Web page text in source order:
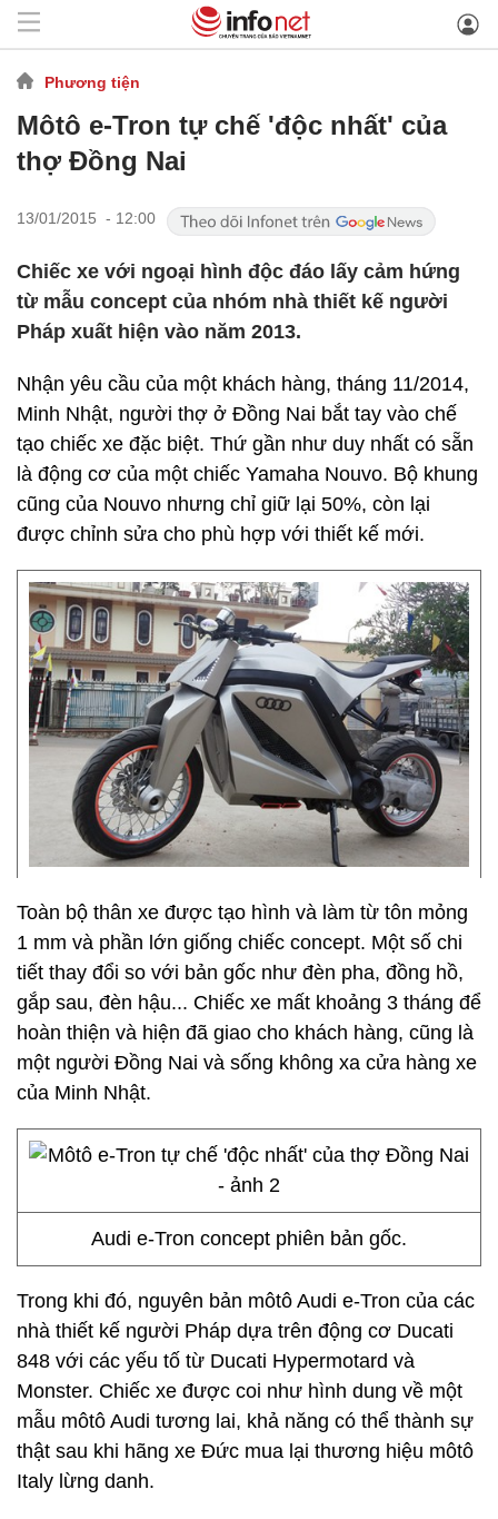
Phương tiện
Môtô e-Tron tự chế 'độc nhất' của
thợ Đồng Nai
13/01/2015 - 12:00
Chiếc xe với ngoại hình độc đáo lấy cảm hứng
từ mẫu concept của nhóm nhà thiết kế người
Pháp xuất hiện vào năm 2013.
Nhận yêu cầu của một khách hàng, tháng 11/2014,
Minh Nhật, người thợ ở Đồng Nai bắt tay vào chế
tạo chiếc xe đặc biệt. Thứ gần như duy nhất có sẵn
là động cơ của một chiếc Yamaha Nouvo. Bộ khung
cũng của Nouvo nhưng chỉ giữ lại 50%, còn lại
được chỉnh sửa cho phù hợp với thiết kế mới.
Toàn bộ thân xe được tạo hình và làm từ tôn mỏng
1 mm và phần lớn giống chiếc concept. Một số chi
tiết thay đổi so với bản gốc như đèn pha, đồng hồ,
gắp sau, đèn hậu... Chiếc xe mất khoảng 3 tháng để
hoàn thiện và hiện đã giao cho khách hàng, cũng là
một người Đồng Nai và sống không xa cửa hàng xe
của Minh Nhật.
Audi e-Tron concept phiên bản gốc.
Trong khi đó, nguyên bản môtô Audi e-Tron của các
nhà thiết kế người Pháp dựa trên động cơ Ducati
848 với các yếu tố từ Ducati Hypermotard và
Monster. Chiếc xe được coi như hình dung về một
mẫu môtô Audi tương lai, khả năng có thể thành sự
thật sau khi hãng xe Đức mua lại thương hiệu môtô
Italy lừng danh.